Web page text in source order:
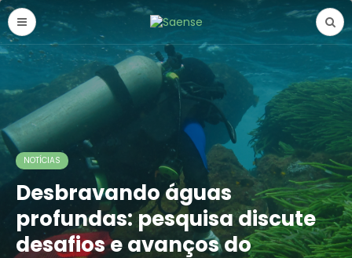
NOTÍCIAS
Desbravando águas
profundas: pesquisa discute
desafios e avanços do